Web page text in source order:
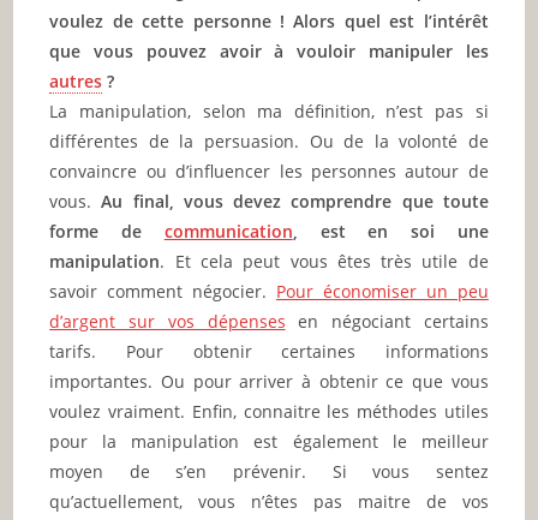
Partager l'amour
voulez de cette personne ! Alors quel est l’intérêt
que vous pouvez avoir à vouloir manipuler les
autres ?
La manipulation, selon ma définition, n’est pas si
différentes de la persuasion. Ou de la volonté de
convaincre ou d’influencer les personnes autour de
vous.Au final, vous devez comprendre que toute
forme de communication, est en soi une
manipulation. Et cela peut vous êtes très utile de
savoir comment négocier. Pour économiser un peu
d’argent sur vos dépenses en négociant certains
tarifs. Pour obtenir certaines informations
importantes. Ou pour arriver à obtenir ce que vous
voulez vraiment. Enfin, connaitre les méthodes utiles
pour la manipulation est également le meilleur
moyen de s’en prévenir. Si vous sentez
qu’actuellement, vous n’êtes pas maitre de vos